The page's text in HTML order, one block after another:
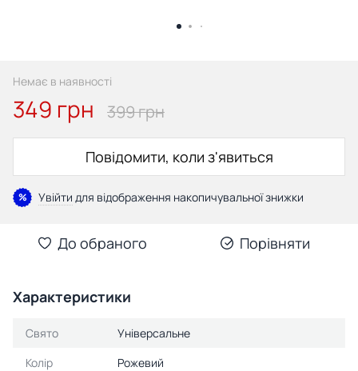
Немає в наявності
349 грн 399 грн
Повідомити, коли з'явиться
% Увійти для відображення накопичувальної знижки
До обраного Порівняти
Характеристики
Свято
Універсальне
Колір
Рожевий